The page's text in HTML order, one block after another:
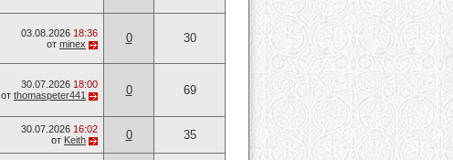
03.08.2026 18:36
от minex 0 30
30.07.2026 18:00
от thomaspeter441 0 69
30.07.2026 16:02
от Keith 0 35